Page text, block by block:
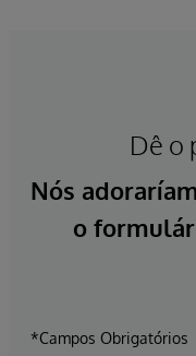
Dê o
Nós
o
*Campos Obrigatórios